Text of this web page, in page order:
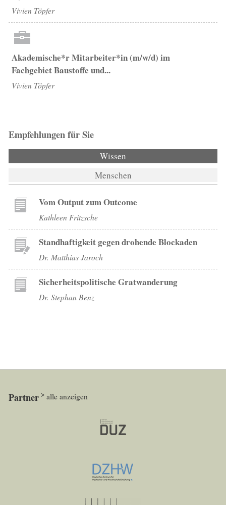
Vivien Töpfer
Akademische*r Mitarbeiter*in (m/w/d) im
Fachgebiet Baustoffe und...
Vivien Töpfer
Empfehlungen für Sie
Wissen
Menschen
Vom Output zum Outcome
Kathleen Fritzsche
Standhaftigkeit gegen drohende Blockaden
Dr. Matthias Jaroch
Sicherheitspolitische Gratwanderung
Dr. Stephan Benz
Partner alle anzeigen